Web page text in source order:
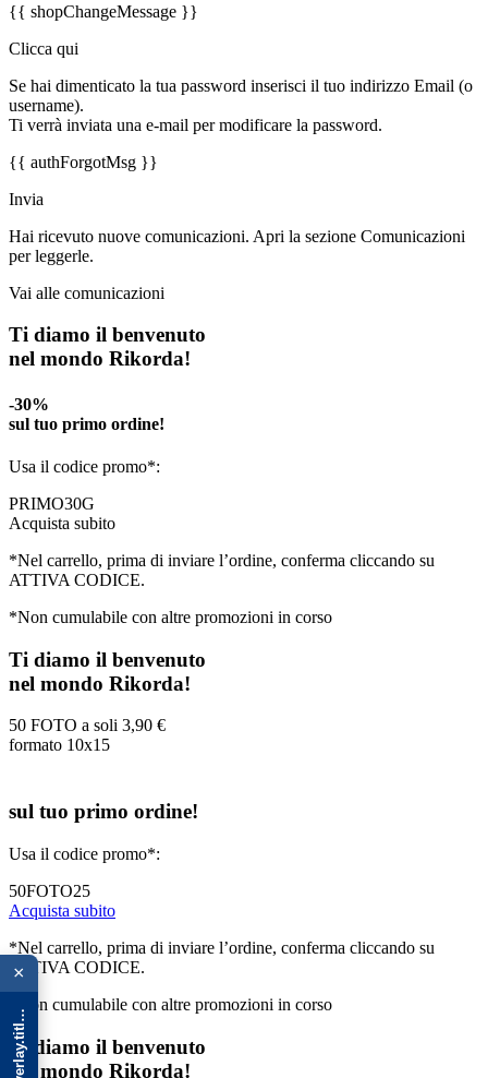
{{ shopChangeMessage }}
Clicca qui
Se hai dimenticato la tua password inserisci il tuo indirizzo Email (o
username).
Ti verrà inviata una e-mail per modificare la password.
{{ authForgotMsg }}
Invia
Hai ricevuto nuove comunicazioni. Apri la sezione Comunicazioni
per leggerle.
Vai alle comunicazioni
Ti diamo il benvenuto
nel mondo Rikorda!
-30%
sul tuo primo ordine!
Usa il codice promo*:
PRIMO30G
Acquista subito
*Nel carrello, prima di inviare l’ordine, conferma cliccando su
ATTIVA CODICE.
*Non cumulabile con altre promozioni in corso
Ti diamo il benvenuto
nel mondo Rikorda!
50 FOTO a soli 3,90 €
formato 10x15
sul tuo primo ordine!
Usa il codice promo*:
50FOTO25
Acquista subito
*Nel carrello, prima di inviare l’ordine, conferma cliccando su
ATTIVA CODICE.
*Non cumulabile con altre promozioni in corso
×
{{ advOverlay.title || 'Promo' }}
Ti diamo il benvenuto
nel mondo Rikorda!